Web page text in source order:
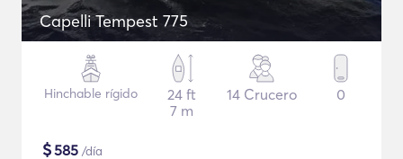
Capelli Tempest 775
Hinchable rígido
24 ft
7 m
14 Crucero 0
$585 /día